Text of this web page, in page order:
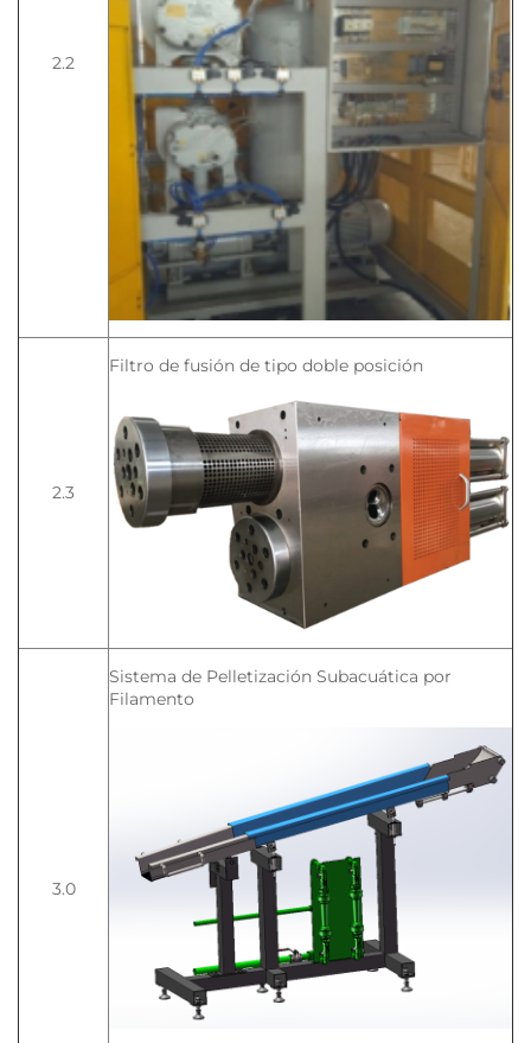
2.2
2.3
Filtro de fusión de tipo doble posición
3.0
Sistema de Pelletización Subacuática por
Filamento